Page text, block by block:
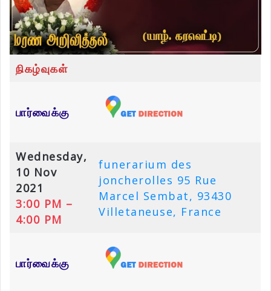
நிகழ்வுகள்
பார்வைக்கு
Wednesday,
10 Nov
2021
3:00 PM –
4:00 PM
funerarium des
joncherolles 95 Rue
Marcel Sembat, 93430
Villetaneuse, France
பார்வைக்கு